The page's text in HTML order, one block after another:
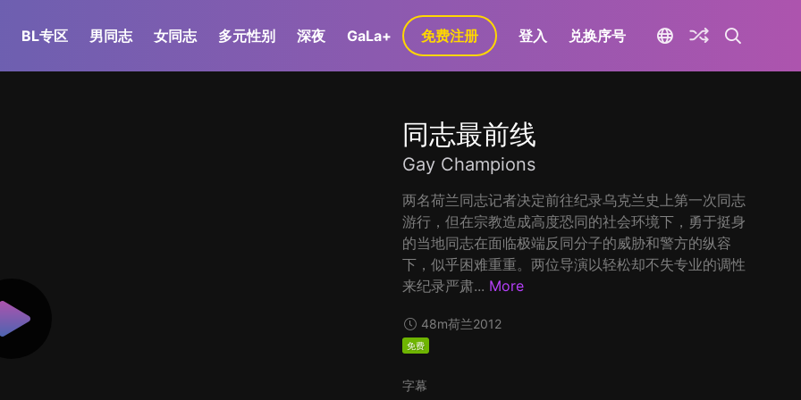
BL专区 男同志 女同志 多元性别 深夜 GaLa+ 免费注册 登入 兑换序号
同志最前线
Gay Champions
两名荷兰同志记者决定前往纪录乌克兰史上第一次同志
游行，但在宗教造成高度恐同的社会环境下，勇于挺身
的当地同志在面临极端反同分子的威胁和警方的纵容
下，似乎困难重重。两位导演以轻松却不失专业的调性
来纪录严肃... More
48m荷兰2012
免费
字幕